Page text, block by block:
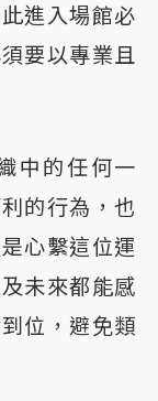
進入場館必
要以專業且
中的任何一
的行為，也
心繫這位運
未來都能感
位，避免類